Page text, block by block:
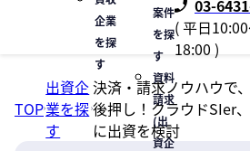
企業
を探
す
案件
を探
す
資料
請求
(出
資企
03-
( 平日
18:00 )
TOP
出資企
業を探
す
決済・請求ノウハウで
後押し！クラウドSIer
に出資を検討